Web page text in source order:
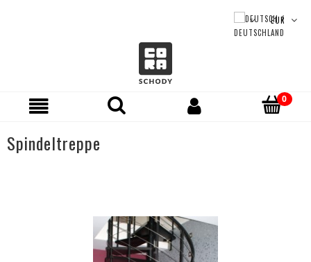
Spindeltreppe